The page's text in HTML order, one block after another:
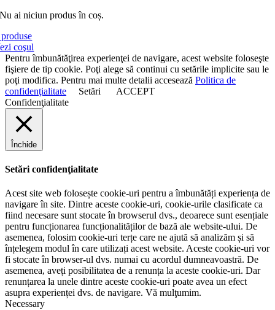
Nu ai niciun produs în coș.
coşul
Pentru îmbunătăţirea experienţei de navigare, acest website foloseşte
fişiere de tip cookie. Poţi alege să continui cu setările implicite sau le
poţi modifica. Pentru mai multe detalii accesează Politica de
confidenţialitate
Setări
ACCEPT
Confidenţialitate
Închide
Setări confidenţialitate
Acest site web folosește cookie-uri pentru a îmbunătăți experiența de
navigare în site. Dintre aceste cookie-uri, cookie-urile clasificate ca
fiind necesare sunt stocate în browserul dvs., deoarece sunt esențiale
pentru funcționarea funcționalităților de bază ale website-ului. De
asemenea, folosim cookie-uri terțe care ne ajută să analizăm și să
înțelegem modul în care utilizați acest website. Aceste cookie-uri vor
fi stocate în browser-ul dvs. numai cu acordul dumneavoastră. De
asemenea, aveți posibilitatea de a renunța la aceste cookie-uri. Dar
renunțarea la unele dintre aceste cookie-uri poate avea un efect
asupra experienței dvs. de navigare. Vă mulţumim.
Necessary